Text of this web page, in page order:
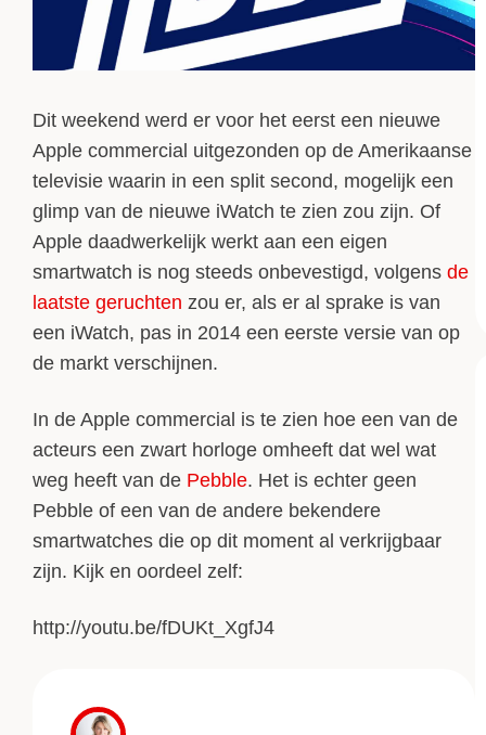
Dit weekend werd er voor het eerst een nieuwe
Apple commercial uitgezonden op de Amerikaanse
televisie waarin in een split second, mogelijk een
glimp van de nieuwe iWatch te zien zou zijn. Of
Apple daadwerkelijk werkt aan een eigen
smartwatch is nog steeds onbevestigd, volgens de
laatste geruchten zou er, als er al sprake is van
een iWatch, pas in 2014 een eerste versie van op
de markt verschijnen.
In de Apple commercial is te zien hoe een van de
acteurs een zwart horloge omheeft dat wel wat
weg heeft van de Pebble. Het is echter geen
Pebble of een van de andere bekendere
smartwatches die op dit moment al verkrijgbaar
zijn. Kijk en oordeel zelf:
http://youtu.be/fDUKt_XgfJ4